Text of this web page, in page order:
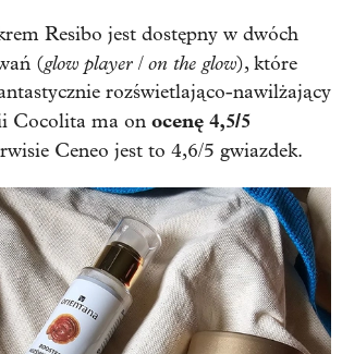
Resibo jest dostępny w dwóch
(glow player / on the glow), które
rozświetlająco-nawilżający
Cocolita ma on ocenę 4,5/5
Ceneo jest to 4,6/5 gwiazdek.